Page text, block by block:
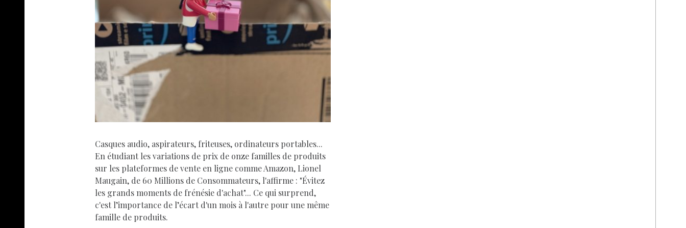
D
Casques audio, aspirateurs, friteuses, ordinateurs portables...
En étudiant les variations de prix de onze familles de produits
sur les plateformes de vente en ligne comme Amazon, Lionel
Maugain, de 60 Millions de Consommateurs, l'affirme : "Évitez
les grands moments de frénésie d'achat"... Ce qui surprend,
c'est l’importance de l’écart d'un mois à l'autre pour une même
famille de produits.